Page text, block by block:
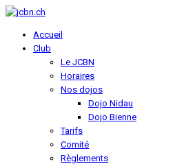
Accueil
Club
Le JCBN
Horaires
Nos dojos
Dojo Nidau
Dojo Bienne
Tarifs
Comité
Règlements